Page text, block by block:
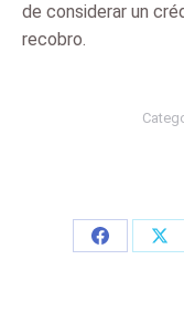
de considerar un
recobro.
Share